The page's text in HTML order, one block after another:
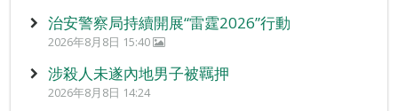
治安警察局持續開展“雷霆2026”行動
2026年8月8日 15:40
涉殺人未遂內地男子被羈押
2026年8月8日 14:24